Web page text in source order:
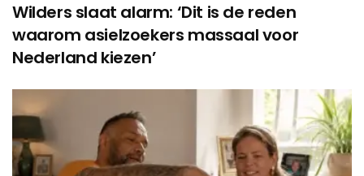
Wilders slaat alarm: ‘Dit is de reden
waarom asielzoekers massaal voor
Nederland kiezen’